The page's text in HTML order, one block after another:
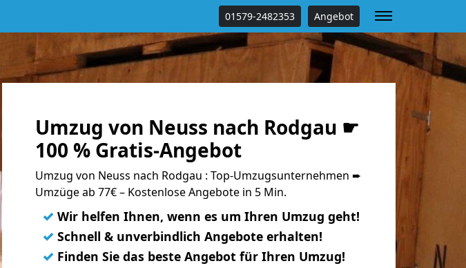
01579-2482353 Angebot
Umzug von Neuss nach Rodgau ☛
100 % Gratis-Angebot
Umzug von Neuss nach Rodgau : Top-Umzugsunternehmen ➨
Umzüge ab 77€ – Kostenlose Angebote in 5 Min.
✓ Wir helfen Ihnen, wenn es um Ihren Umzug geht!
✓ Schnell & unverbindlich Angebote erhalten!
✓ Finden Sie das beste Angebot für Ihren Umzug!